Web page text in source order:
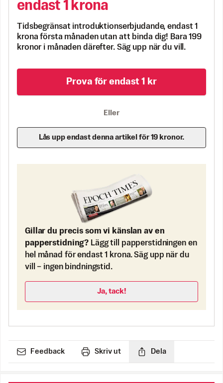
endast 1 krona
Tidsbegränsat introduktionserbjudande, endast 1
krona första månaden utan att binda dig! Bara 199
kronor i månaden därefter. Säg upp när du vill.
Prova för endast 1 kr
Eller
Lås upp endast denna artikel för 19 kronor.
Gillar du precis som vi känslan av en
papperstidning? Lägg till papperstidningen en
hel månad för endast 1 krona. Säg upp när du
vill – ingen bindningstid.
Ja, tack!
Feedback Skriv ut Dela